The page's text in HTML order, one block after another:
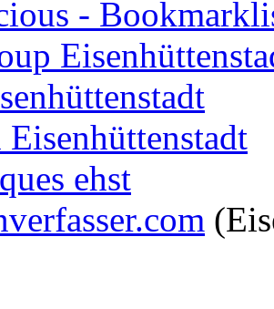
-
ehst